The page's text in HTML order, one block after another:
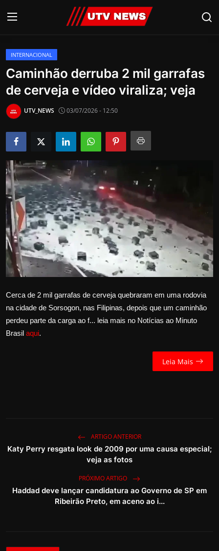
AO VIVO
PIRACICABA
CAMPINAS
LIMEIRA
ESPIRITO SANTO
Economia
Cultura
Internacional
APOIE
Educação
Justiça
Política
INTERNACIONAL
Caminhão derruba 2 mil garrafas
de cerveja e vídeo viraliza; veja
UTV_NEWS 03/07/2026 - 12:50
Cerca de 2 mil garrafas de cerveja quebraram em uma rodovia
na cidade de Sorsogon, nas Filipinas, depois que um caminhão
perdeu parte da carga ao f... leia mais no Notícias ao Minuto
Brasil aqui.
Leia Mais
ARTIGO ANTERIOR
Katy Perry resgata look de 2009 por uma causa especial;
veja as fotos
PRÓXIMO ARTIGO
Haddad deve lançar candidatura ao Governo de SP em
Ribeirão Preto, em aceno ao i...